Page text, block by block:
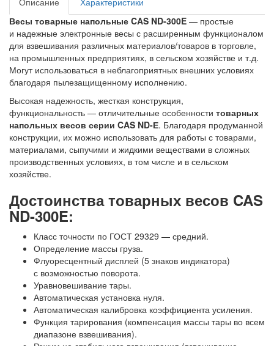
Весы товарные напольные CAS ND-300E — простые
и надежные электронные весы с расширенным функционалом
для взвешивания различных материалов/товаров в торговле,
на промышленных предприятиях, в сельском хозяйстве и т.д.
Могут использоваться в неблагоприятных внешних условиях
благодаря пылезащищенному исполнению.
Высокая надежность, жесткая конструкция,
функциональность — отличительные особенности товарных
напольных весов серии CAS ND-Е. Благодаря продуманной
конструкции, их можно использовать для работы с товарами,
материалами, сыпучими и жидкими веществами в сложных
производственных условиях, в том числе и в сельском
хозяйстве.
Достоинства товарных весов CAS
ND-300E:
Класс точности по ГОСТ 29329 — средний.
Определение массы груза.
Флуоресцентный дисплей (5 знаков индикатора)
с возможностью поворота.
Уравновешивание тары.
Автоматическая установка нуля.
Автоматическая калибровка коэффициента усиления.
Функция тарирования (компенсация массы тары во всем
диапазоне взвешивания).